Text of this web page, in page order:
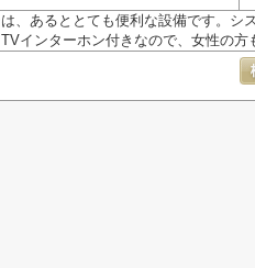
、あるととても便利な設備です。シ
インターホン付きなので、女性の方